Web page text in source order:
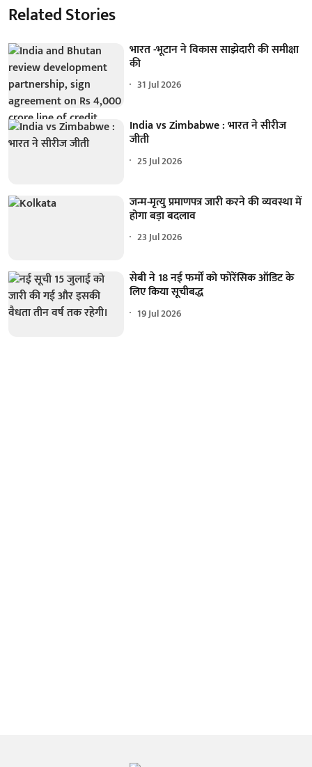
Related Stories
भारत -भूटान ने विकास साझेदारी की समीक्षा
की
31 Jul 2026
India vs Zimbabwe : भारत ने सीरीज
जीती
25 Jul 2026
जन्म-मृत्यु प्रमाणपत्र जारी करने की व्यवस्था में
होगा बड़ा बदलाव
23 Jul 2026
सेबी ने 18 नई फर्मों को फोरेंसिक ऑडिट के
लिए किया सूचीबद्ध
19 Jul 2026